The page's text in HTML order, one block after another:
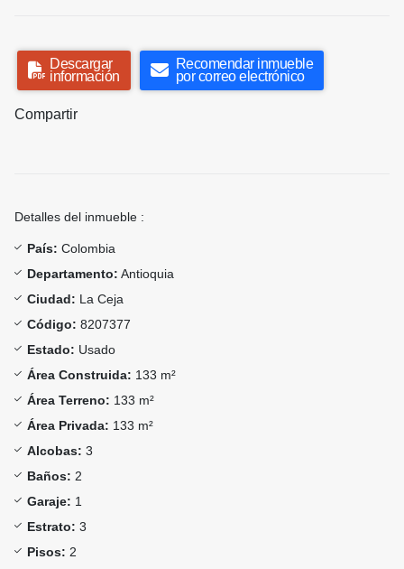
Descargar
información
Recomendar inmueble
por correo electrónico
Compartir
Detalles del inmueble :
País: Colombia
Departamento: Antioquia
Ciudad: La Ceja
Código: 8207377
Estado: Usado
Área Construida: 133 m²
Área Terreno: 133 m²
Área Privada: 133 m²
Alcobas: 3
Baños: 2
Garaje: 1
Estrato: 3
Pisos: 2